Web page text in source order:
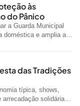
às
do Pânico
a Guarda Municipal
doméstica e amplia a
das Tradições
típica, shows,
solidária